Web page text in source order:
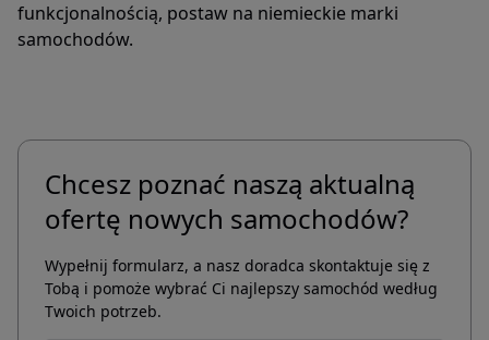
funkcjonalnością, postaw na niemieckie marki
samochodów.
Chcesz poznać naszą aktualną
ofertę nowych samochodów?
Wypełnij formularz, a nasz doradca skontaktuje się z
Tobą i pomoże wybrać Ci najlepszy samochód według
Twoich potrzeb.